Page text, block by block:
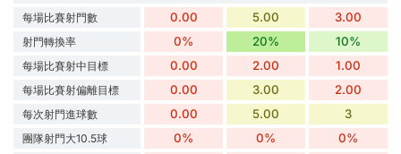
每場比賽射門數 0.00 5.00 3.00
射門轉換率 0% 20% 10%
每場比賽射中目標 0.00 2.00 1.00
每場比賽射偏離目標 0.00 3.00 2.00
每次射門進球數 0.00 5.00 3
團隊射門大10.5球 0% 0% 0%